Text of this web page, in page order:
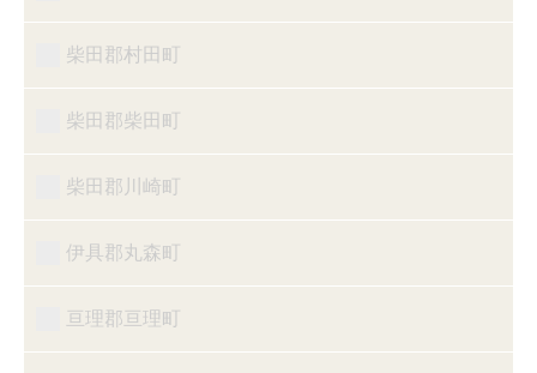
柴田郡村田町
柴田郡柴田町
柴田郡川崎町
伊具郡丸森町
亘理郡亘理町